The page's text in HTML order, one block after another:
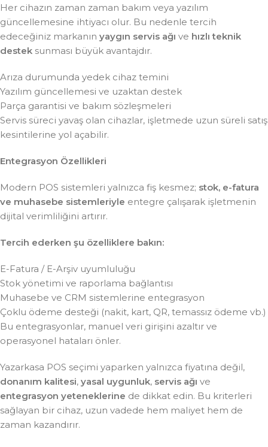
Her cihazın zaman zaman bakım veya yazılım
güncellemesine ihtiyacı olur. Bu nedenle tercih
edeceğiniz markanın yaygın servis ağı ve hızlı teknik
destek sunması büyük avantajdır.
Arıza durumunda yedek cihaz temini
Yazılım güncellemesi ve uzaktan destek
Parça garantisi ve bakım sözleşmeleri
Servis süreci yavaş olan cihazlar, işletmede uzun süreli satış
kesintilerine yol açabilir.
Entegrasyon Özellikleri
Modern POS sistemleri yalnızca fiş kesmez; stok, e-fatura
ve muhasebe sistemleriyle entegre çalışarak işletmenin
dijital verimliliğini artırır.
Tercih ederken şu özelliklere bakın:
E-Fatura / E-Arşiv uyumluluğu
Stok yönetimi ve raporlama bağlantısı
Muhasebe ve CRM sistemlerine entegrasyon
Çoklu ödeme desteği (nakit, kart, QR, temassız ödeme vb.)
Bu entegrasyonlar, manuel veri girişini azaltır ve
operasyonel hataları önler.
Yazarkasa POS seçimi yaparken yalnızca fiyatına değil,
donanım kalitesi, yasal uygunluk, servis ağı ve
entegrasyon yeteneklerine de dikkat edin. Bu kriterleri
sağlayan bir cihaz, uzun vadede hem maliyet hem de
zaman kazandırır.